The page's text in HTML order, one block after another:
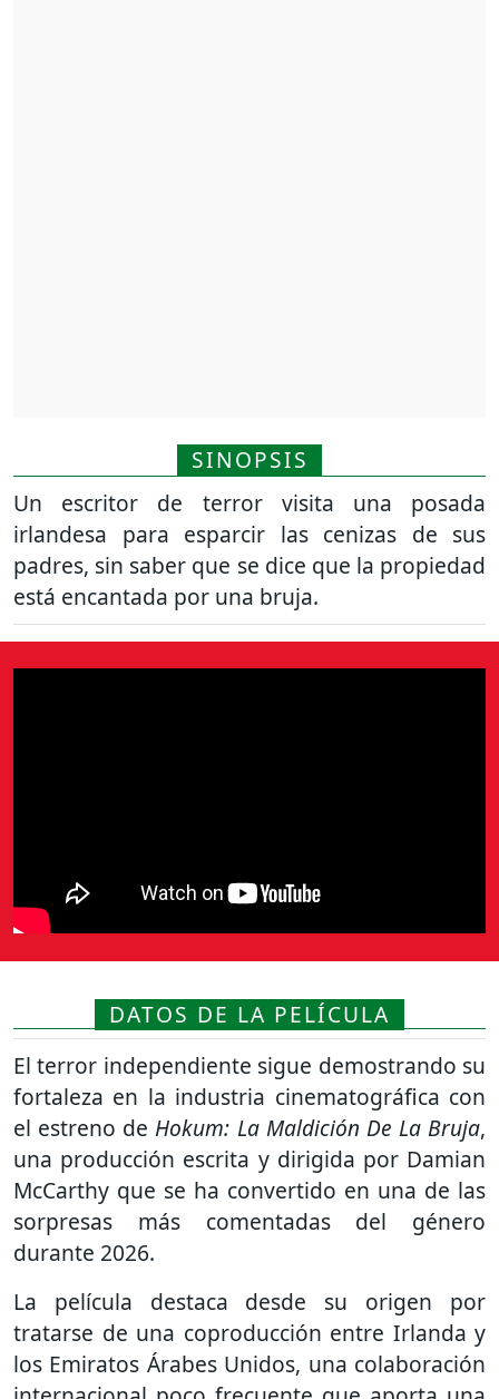
SINOPSIS
Un escritor de terror visita una posada
irlandesa para esparcir las cenizas de sus
padres, sin saber que se dice que la propiedad
está encantada por una bruja.
DATOS DE LA PELÍCULA
El terror independiente sigue demostrando su
fortaleza en la industria cinematográfica con
el estreno de Hokum: La Maldición De La Bruja,
una producción escrita y dirigida por Damian
McCarthy que se ha convertido en una de las
sorpresas más comentadas del género
durante 2026.
La película destaca desde su origen por
tratarse de una coproducción entre Irlanda y
los Emiratos Árabes Unidos, una colaboración